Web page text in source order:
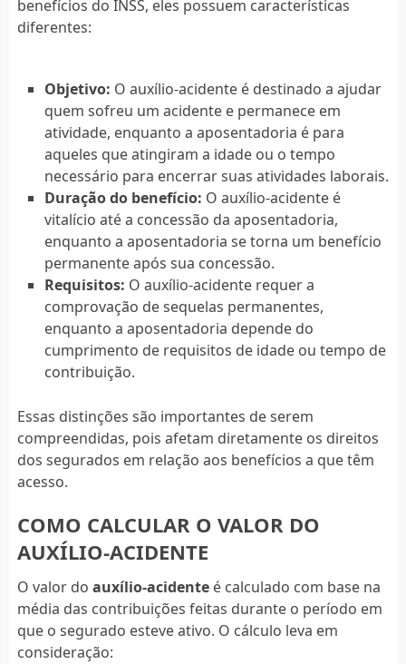
benefícios do INSS, eles possuem características
diferentes:
Objetivo: O auxílio-acidente é destinado a ajudar
quem sofreu um acidente e permanece em
atividade, enquanto a aposentadoria é para
aqueles que atingiram a idade ou o tempo
necessário para encerrar suas atividades laborais.
Duração do benefício: O auxílio-acidente é
vitalício até a concessão da aposentadoria,
enquanto a aposentadoria se torna um benefício
permanente após sua concessão.
Requisitos: O auxílio-acidente requer a
comprovação de sequelas permanentes,
enquanto a aposentadoria depende do
cumprimento de requisitos de idade ou tempo de
contribuição.
Essas distinções são importantes de serem
compreendidas, pois afetam diretamente os direitos
dos segurados em relação aos benefícios a que têm
acesso.
COMO CALCULAR O VALOR DO
AUXÍLIO-ACIDENTE
O valor do auxílio-acidenteé calculado com base na
média das contribuições feitas durante o período em
que o segurado esteve ativo. O cálculo leva em
consideração: